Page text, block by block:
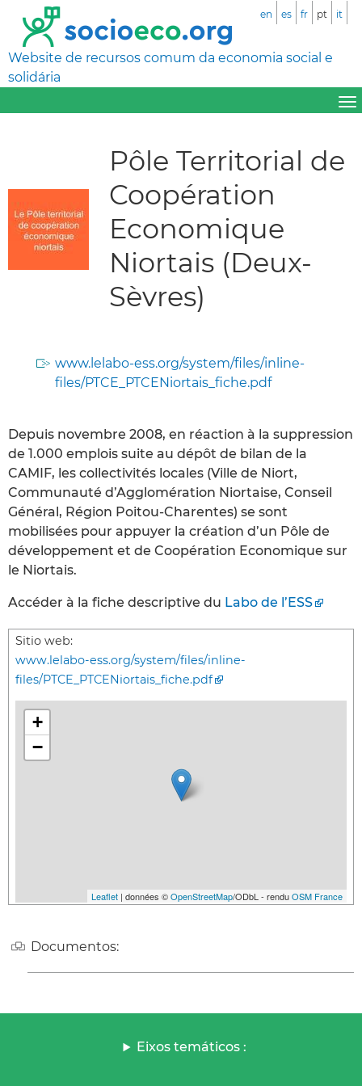
Website de recursos comum da economia social e
solidária
en es fr pt it
Pôle Territorial de
Coopération
Economique
Niortais (Deux-
Sèvres)
www.lelabo-ess.org/system/files/inline-
files/PTCE_PTCENiortais_fiche.pdf
Depuis novembre 2008, en réaction à la suppression
de 1.000 emplois suite au dépôt de bilan de la
CAMIF, les collectivités locales (Ville de Niort,
Communauté d’Agglomération Niortaise, Conseil
Général, Région Poitou-Charentes) se sont
mobilisées pour appuyer la création d’un Pôle de
développement et de Coopération Economique sur
le Niortais.
Accéder à la fiche descriptive du Labo de l’ESS
Sitio web:
www.lelabo-ess.org/system/files/inline-
files/PTCE_PTCENiortais_fiche.pdf
+
−
Leaflet | données ©OpenStreetMap/ODbL - renduOSM France
Documentos:
Eixos temáticos :